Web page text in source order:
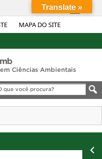
MAPA DO SITE
Simplifique!
Acesso à informação
Legislação
Canais
Ciências Ambientais
Translate »